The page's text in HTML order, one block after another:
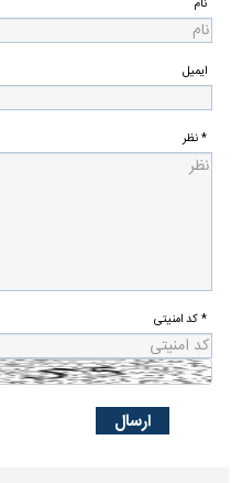
نام
ایمیل
* نظر
* کد امنیتی